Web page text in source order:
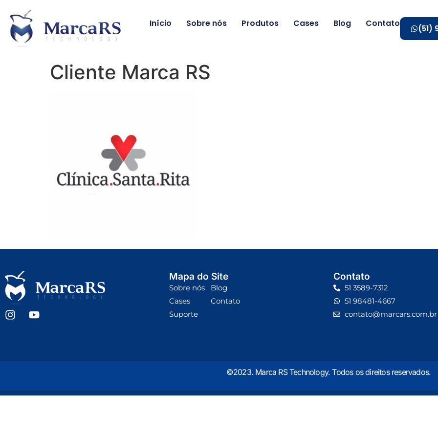
Início Sobre nós Produtos Cases Blog Contato (51)
Cliente Marca RS
Mapa do Site
Sobre nós
Cases
Suporte
Blog
Contato
Contato
51 3589-7312
51 98481-4667
contato@marcars.com.br
©2023. Marca RS Technology. Todos os direitos reservados.